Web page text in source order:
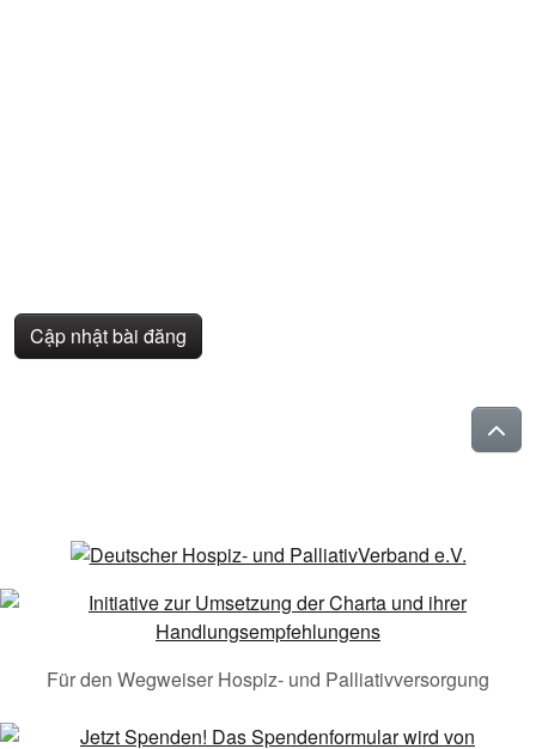
Cập nhật bài đăng
Für den Wegweiser Hospiz- und Palliativversorgung